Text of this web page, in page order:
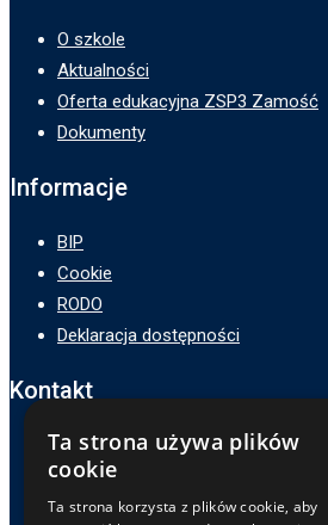
O szkole
Aktualności
Oferta edukacyjna ZSP3 Zamość
Dokumenty
Informacje
BIP
Cookie
RODO
Deklaracja dostępności
Kontakt
Adres :
ZSP3 w Zamościu
ul. Hetmana Jana Zamoyskiego 62,
Ta strona używa plików
cookie
Ta strona korzysta z plików cookie, aby